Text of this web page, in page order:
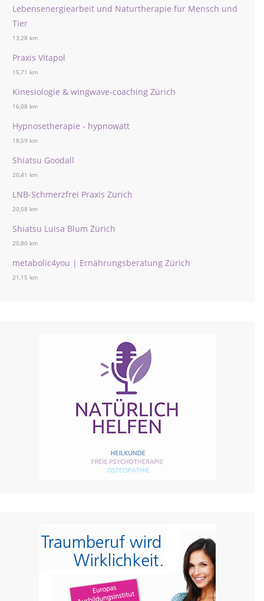
Lebensenergiearbeit und Naturtherapie für Mensch und
Tier
13,28 km
Praxis Vitapol
15,71 km
Kinesiologie & wingwave-coaching Zürich
16,08 km
Hypnosetherapie - hypnowatt
18,59 km
Shiatsu Goodall
20,41 km
LNB-Schmerzfrei Praxis Zürich
20,58 km
Shiatsu Luisa Blum Zürich
20,80 km
metabolic4you | Ernährungsberatung Zürich
21,15 km